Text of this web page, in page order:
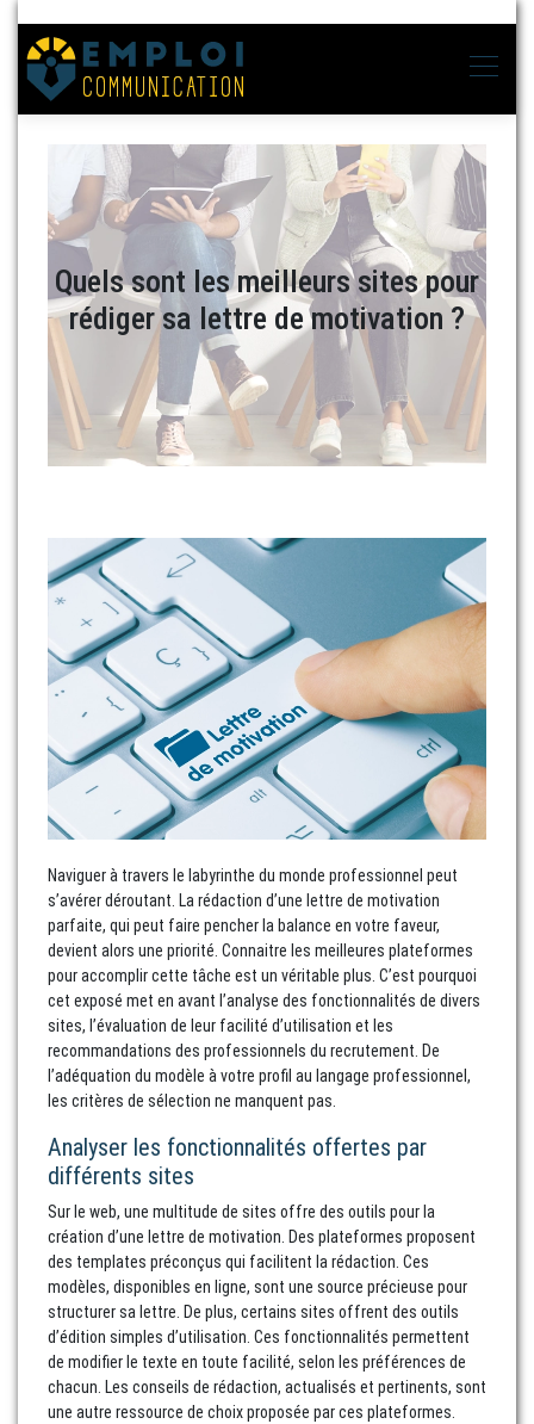
Quels sont les meilleurs sites pour
rédiger sa lettre de motivation ?
Naviguer à travers le labyrinthe du monde professionnel peut
s’avérer déroutant. La rédaction d’une lettre de motivation
parfaite, qui peut faire pencher la balance en votre faveur,
devient alors une priorité. Connaitre les meilleures plateformes
pour accomplir cette tâche est un véritable plus. C’est pourquoi
cet exposé met en avant l’analyse des fonctionnalités de divers
sites, l’évaluation de leur facilité d’utilisation et les
recommandations des professionnels du recrutement. De
l’adéquation du modèle à votre profil au langage professionnel,
les critères de sélection ne manquent pas.
Analyser les fonctionnalités offertes par
différents sites
Sur le web, une multitude de sites offre des outils pour la
création d’une lettre de motivation. Des plateformes proposent
des templates préconçus qui facilitent la rédaction. Ces
modèles, disponibles en ligne, sont une source précieuse pour
structurer sa lettre. De plus, certains sites offrent des outils
d’édition simples d’utilisation. Ces fonctionnalités permettent
de modifier le texte en toute facilité, selon les préférences de
chacun. Les conseils de rédaction, actualisés et pertinents, sont
une autre ressource de choix proposée par ces plateformes.